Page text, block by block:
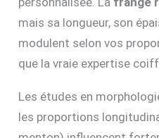
mais sa longueur, son
modulent selon vos
que la vraie expertise
Les études en
les proportions